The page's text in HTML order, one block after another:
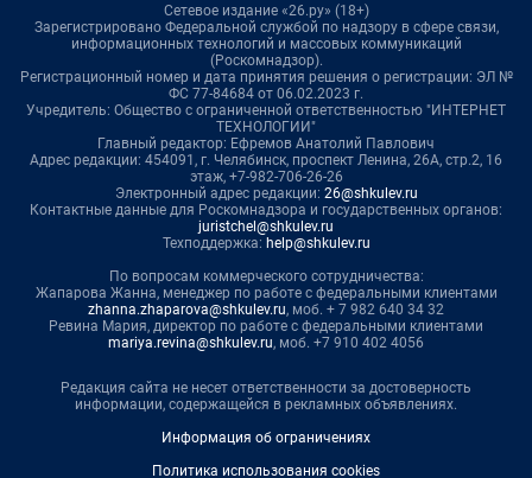
Сетевое издание «26.ру» (18+)
Зарегистрировано Федеральной службой по надзору в сфере связи,
информационных технологий и массовых коммуникаций
(Роскомнадзор).
Регистрационный номер и дата принятия решения о регистрации: ЭЛ №
ФС 77-84684 от 06.02.2023 г.
Учредитель: Общество с ограниченной ответственностью "ИНТЕРНЕТ
ТЕХНОЛОГИИ"
Главный редактор: Ефремов Анатолий Павлович
Адрес редакции: 454091, г. Челябинск, проспект Ленина, 26А, стр.2, 16
этаж, +7-982-706-26-26
Электронный адрес редакции: 26@shkulev.ru
Контактные данные для Роскомнадзора и государственных органов:
juristchel@shkulev.ru
Техподдержка: help@shkulev.ru
По вопросам коммерческого сотрудничества:
Жапарова Жанна, менеджер по работе с федеральными клиентами
zhanna.zhaparova@shkulev.ru, моб. + 7 982 640 34 32
Ревина Мария, директор по работе с федеральными клиентами
mariya.revina@shkulev.ru, моб. +7 910 402 4056
Редакция сайта не несет ответственности за достоверность
информации, содержащейся в рекламных объявлениях.
Информация об ограничениях
Политика использования cookies